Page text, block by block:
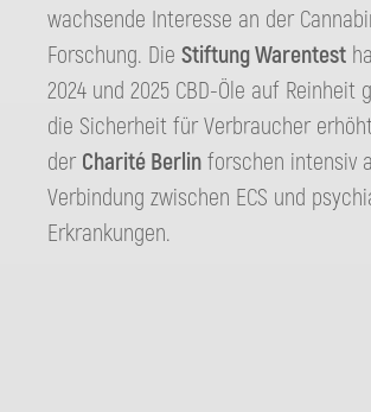
wachsende Interesse an der
Forschung. Die Stiftung Warentest
2024 und 2025 CBD-Öle auf Reinheit
die Sicherheit für Verbraucher
der Charité Berlin forschen intensiv
Verbindung zwischen ECS und
Erkrankungen.